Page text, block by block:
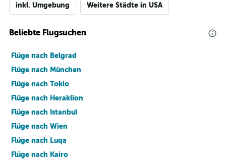
inkl. Umgebung Weitere Städte in USA
Beliebte Flugsuchen
Flüge nach Belgrad
Flüge nach München
Flüge nach Tokio
Flüge nach Heraklion
Flüge nach Istanbul
Flüge nach Wien
Flüge nach Luqa
Flüge nach Kairo